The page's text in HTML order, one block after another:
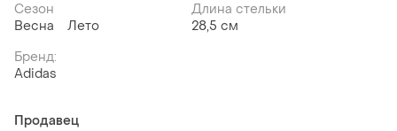
Сезон
Весна
Лето
Длина стельки
28,5 см
Бренд:
Adidas
Продавец